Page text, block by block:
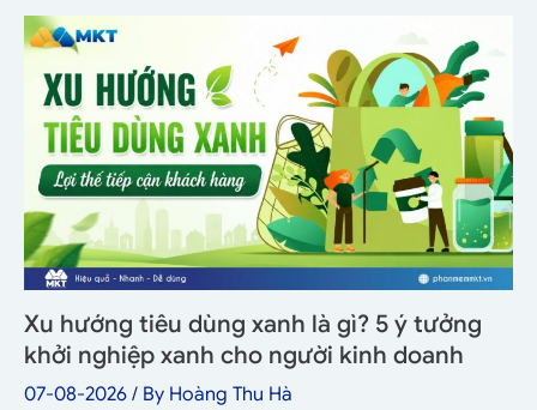
Xu hướng tiêu dùng xanh là gì? 5 ý tưởng
khởi nghiệp xanh cho người kinh doanh
07-08-2026 / By Hoàng Thu Hà